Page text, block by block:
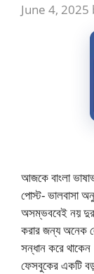
June 4, 2025
আজকে বাংলা
পোস্ট- ভালবাসা
অসম্ভববেই নয়
করার জন্য অনেক
সন্ধান করে
ফেসবুকের একটি